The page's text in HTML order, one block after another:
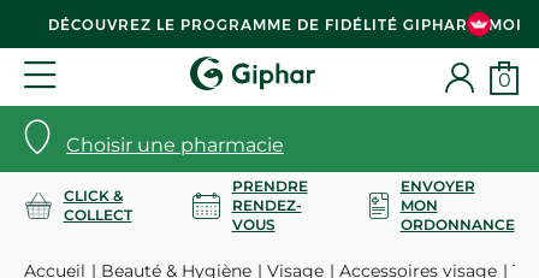
DÉCOUVREZ LE PROGRAMME DE FIDÉLITÉ GIPHAR & MOI
Choisir une pharmacie
0
CLICK &
COLLECT
PRENDRE
RENDEZ-
VOUS
ENVOYER
MON
ORDONNANCE
Accueil Beauté & Hygiène Visage Accessoires visage